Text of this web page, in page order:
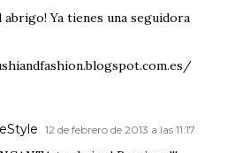
abrigo! Ya tienes una seguidora
12 de febrero de 2013 a las 11:17